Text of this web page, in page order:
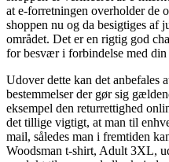
at e-forretningen overholder de
shoppen nu og da besigtiges af
området. Det er en rigtig god
for besvær i forbindelse med din
Udover dette kan det anbefales
bestemmelser der gør sig
eksempel den returrettighed
det tillige vigtigt, at man til
mail, således man i fremtiden
Woodsman t-shirt, Adult 3XL,